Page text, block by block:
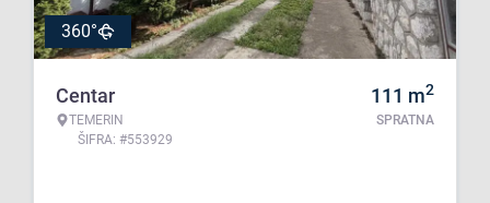
360°
Centar
TEMERIN
ŠIFRA: #553929
111 m2
SPRATNA